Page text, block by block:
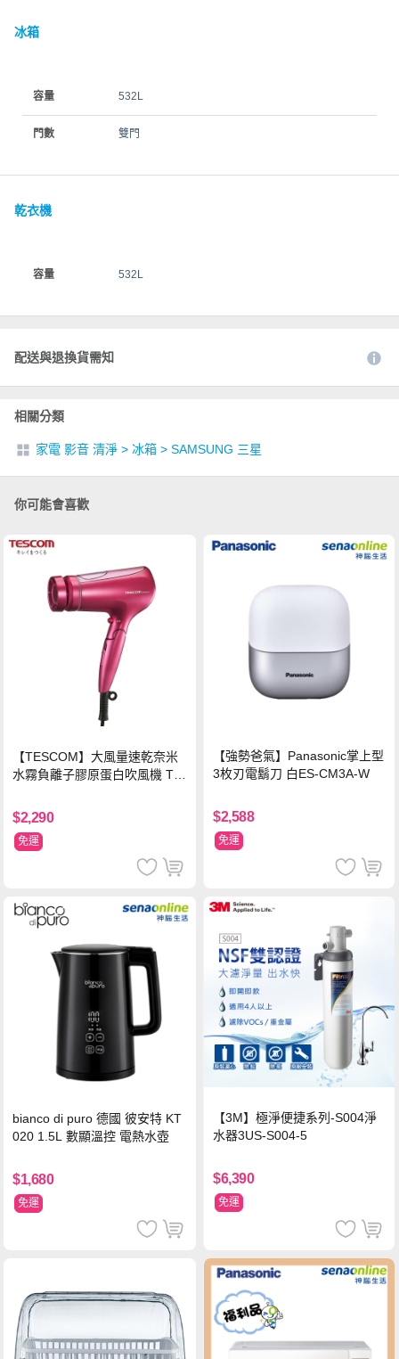
冰箱
容量 532L
門數 雙門
乾衣機
容量 532L
配送與退換貨需知
相關分類
家電 影音 清淨 > 冰箱 > SAMSUNG 三星
你可能會喜歡
【TESCOM】大風量速乾奈米
水霧負離子膠原蛋白吹風機 TC
W
$2,290
免運
【強勢爸氣】Panasonic掌上型
3枚刃電鬍刀 白ES-CM3A-W
$2,588
免運
bianco di puro 德國 彼安特 KT
020 1.5L 數顯溫控 電熱水壺
$1,680
免運
【3M】極淨便捷系列-S004淨
水器3US-S004-5
$6,390
免運